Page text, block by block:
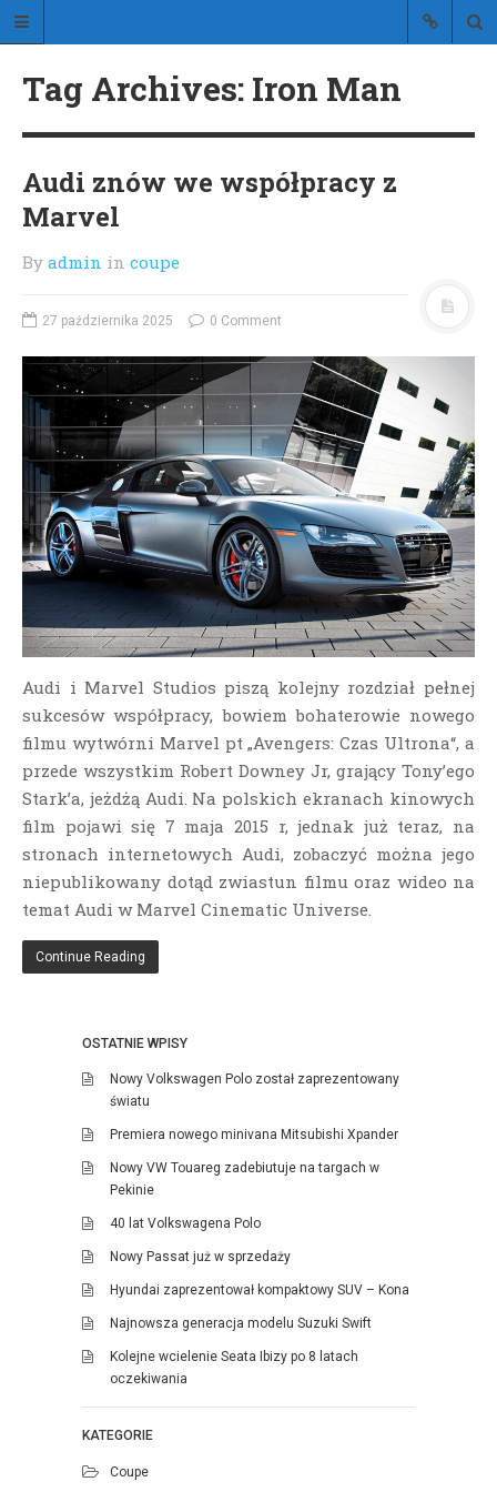
Stylistic
blog o stylowych samochodach
STRONA GŁÓWNA
KONTAKT
Tag Archives: Iron Man
Audi znów we współpracy z
Marvel
By admin in coupe
27 października 2025 0 Comment
Audi i Marvel Studios piszą kolejny rozdział pełnej
sukcesów współpracy, bowiem bohaterowie nowego
filmu wytwórni Marvel pt „Avengers: Czas Ultrona“, a
przede wszystkim Robert Downey Jr, grający Tony’ego
Stark’a, jeżdżą Audi. Na polskich ekranach kinowych
film pojawi się 7 maja 2015 r, jednak już teraz, na
stronach internetowych Audi, zobaczyć można jego
niepublikowany dotąd zwiastun filmu oraz wideo na
temat Audi w Marvel Cinematic Universe.
Continue Reading
OSTATNIE WPISY
Nowy Volkswagen Polo został zaprezentowany
światu
Premiera nowego minivana Mitsubishi Xpander
Nowy VW Touareg zadebiutuje na targach w
Pekinie
40 lat Volkswagena Polo
Nowy Passat już w sprzedaży
Hyundai zaprezentował kompaktowy SUV – Kona
Najnowsza generacja modelu Suzuki Swift
Kolejne wcielenie Seata Ibizy po 8 latach
oczekiwania
KATEGORIE
Coupe